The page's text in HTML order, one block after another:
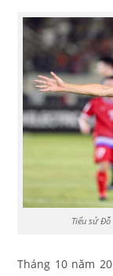
Tiểu sử
Tháng 10 năm